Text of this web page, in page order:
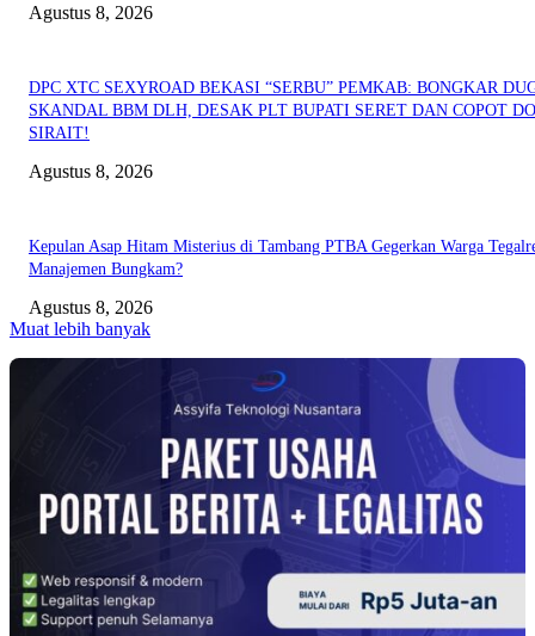
Agustus 8, 2026
DPC XTC SEXYROAD BEKASI “SERBU” PEMKAB: BONGKAR
SKANDAL BBM DLH, DESAK PLT BUPATI SERET DAN COPOT
SIRAIT!
Agustus 8, 2026
Kepulan Asap Hitam Misterius di Tambang PTBA Gegerkan Warga
Manajemen Bungkam?
Agustus 8, 2026
Muat lebih banyak